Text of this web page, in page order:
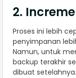
2.
Proses ini lebih
penyimpanan
Namun, untuk
backup terakhir
dibuat setelahnya.